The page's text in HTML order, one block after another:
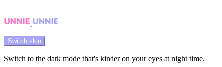
Switch skin
Switch to the dark mode that's kinder on your eyes at night time.